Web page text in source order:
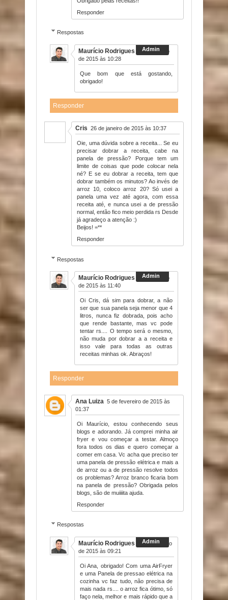
Responder
Respostas
Maurício Rodrigues
14 de janeiro
de 2015 às 10:28
Que bom que está gostando,
obrigado!
Responder
Cris 26 de janeiro de 2015 às 10:37
Oie, uma dúvida sobre a receita... Se eu
precisar dobrar a receita, cabe na
panela de pressão? Porque tem um
limite de coisas que pode colocar nela
né? E se eu dobrar a receita, tem que
dobrar também os minutos? Ao invés de
arroz 10, coloco arroz 20? Só usei a
panela uma vez até agora, com essa
receita até, e nunca usei a de pressão
normal, então fico meio perdida rs Desde
já agradeço a atenção :)
Beijos! =**
Responder
Respostas
Maurício Rodrigues
26 de janeiro
de 2015 às 11:40
Oi Cris, dá sim para dobrar, a não
ser que sua panela seja menor que 4
litros, nunca fiz dobrada, pois acho
que rende bastante, mas vc pode
tentar rs.... O tempo será o mesmo,
não muda por dobrar a a receita e
isso vale para todas as outras
receitas minhas ok. Abraços!
Responder
Ana Luiza 5 de fevereiro de 2015 às
01:37
Oi Maurício, estou conhecendo seus
blogs e adorando. Já comprei minha air
fryer e vou começar a testar. Almoço
fora todos os dias e quero começar a
comer em casa. Vc acha que preciso ter
uma panela de pressão elétrica e mais a
de arroz ou a de pressão resolve todos
os problemas? Arroz branco ficaria bom
na panela de pressão? Obrigada pelos
blogs, são de muiiiita ajuda.
Responder
Respostas
Maurício Rodrigues
5 de fevereiro
de 2015 às 09:21
Oi Ana, obrigado! Com uma AirFryer
e uma Panela de pressao elétrica na
cozinha vc faz tudo, não precisa de
mais nada rs.... o arroz fica ótimo, só
faço nela, melhor e mais rápido que a